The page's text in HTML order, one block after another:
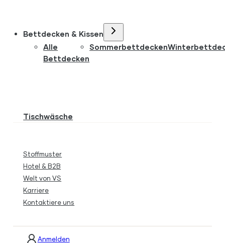
Bettdecken & Kissen
Alle
Bettdecken
Sommerbettdecken
Tischwäsche
Stoffmuster
Hotel & B2B
Welt von VS
Karriere
Kontaktiere uns
Anmelden